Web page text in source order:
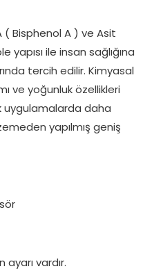
Bisphenol A ) ve Asit
ile insan sağlığına
tercih edilir. Kimyasal
ve yoğunluk özellikleri
uygulamalarda daha
yapılmış geniş
vardır.